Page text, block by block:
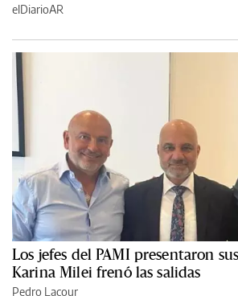
elDiarioAR
Los jefes del PAMI presentaron
Karina Milei frenó las salidas
Pedro Lacour